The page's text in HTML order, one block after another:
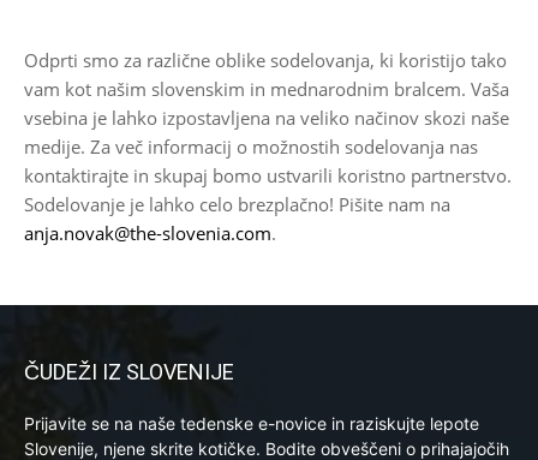
Odprti smo za različne oblike sodelovanja, ki koristijo tako
vam kot našim slovenskim in mednarodnim bralcem. Vaša
vsebina je lahko izpostavljena na veliko načinov skozi naše
medije. Za več informacij o možnostih sodelovanja nas
kontaktirajte in skupaj bomo ustvarili koristno partnerstvo.
Sodelovanje je lahko celo brezplačno! Pišite nam na
anja.novak@the-slovenia.com.
ČUDEŽI IZ SLOVENIJE
Prijavite se na naše tedenske e-novice in raziskujte lepote
Slovenije, njene skrite kotičke. Bodite obveščeni o prihajajočih